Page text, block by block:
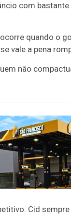
com
quando o
vale a pena
não
Cid